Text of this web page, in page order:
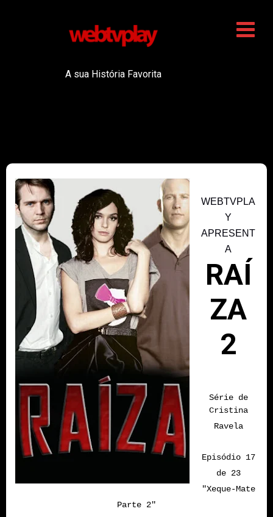
A sua História Favorita
WEBTVPLA
Y
APRESENT
A
RAÍ
ZA
2
Série de
Cristina
Ravela
Episódio 17
de 23
"Xeque-Mate
Parte 2"